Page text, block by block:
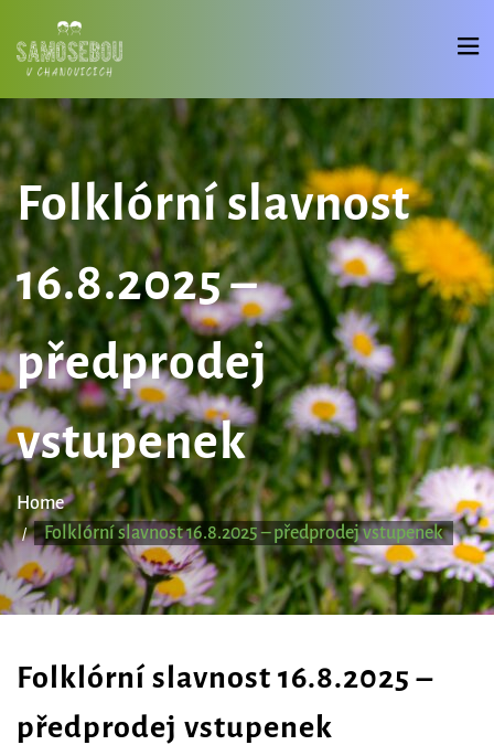
Folklórní slavnost
16.8.2025 –
předprodej
vstupenek
Home
Folklórní slavnost 16.8.2025 – předprodej vstupenek
Folklórní slavnost 16.8.2025 –
předprodej vstupenek